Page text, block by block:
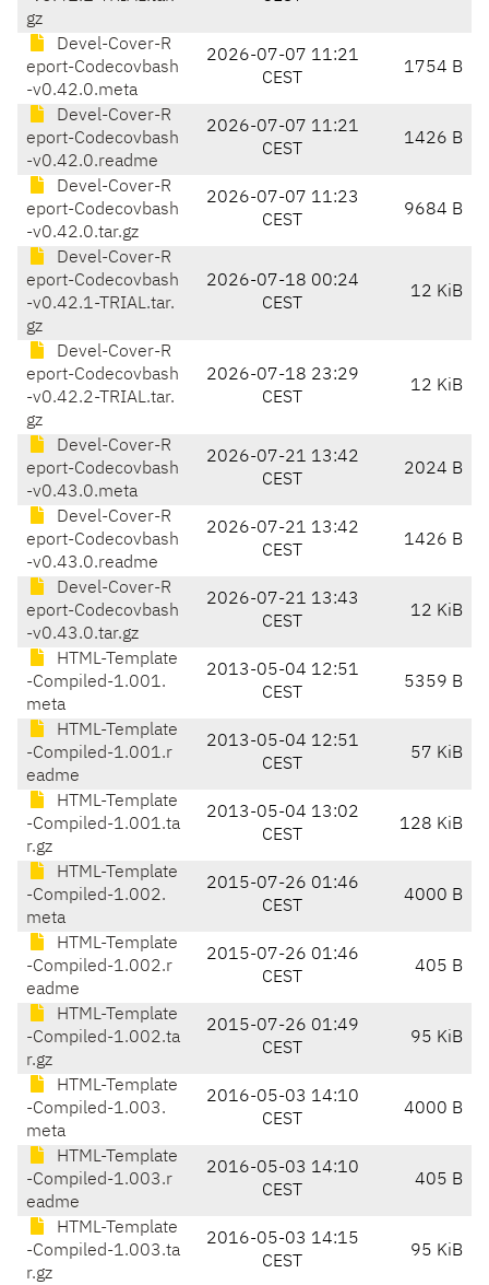
gz
Devel-Cover-R
eport-Codecovbash
-v0.42.0.meta
2026-07-07 11:21
CEST
1754 B
Devel-Cover-R
eport-Codecovbash
-v0.42.0.readme
2026-07-07 11:21
CEST
1426 B
Devel-Cover-R
eport-Codecovbash
-v0.42.0.tar.gz
2026-07-07 11:23
CEST
9684 B
Devel-Cover-R
eport-Codecovbash
-v0.42.1-TRIAL.tar.
gz
2026-07-18 00:24
CEST
12 KiB
Devel-Cover-R
eport-Codecovbash
-v0.42.2-TRIAL.tar.
gz
2026-07-18 23:29
CEST
12 KiB
Devel-Cover-R
eport-Codecovbash
-v0.43.0.meta
2026-07-21 13:42
CEST
2024 B
Devel-Cover-R
eport-Codecovbash
-v0.43.0.readme
2026-07-21 13:42
CEST
1426 B
Devel-Cover-R
eport-Codecovbash
-v0.43.0.tar.gz
2026-07-21 13:43
CEST
12 KiB
HTML-Template
-Compiled-1.001.
meta
2013-05-04 12:51
CEST
5359 B
HTML-Template
-Compiled-1.001.r
eadme
2013-05-04 12:51
CEST
57 KiB
HTML-Template
-Compiled-1.001.ta
r.gz
2013-05-04 13:02
CEST
128 KiB
HTML-Template
-Compiled-1.002.
meta
2015-07-26 01:46
CEST
4000 B
HTML-Template
-Compiled-1.002.r
eadme
2015-07-26 01:46
CEST
405 B
HTML-Template
-Compiled-1.002.ta
r.gz
2015-07-26 01:49
CEST
95 KiB
HTML-Template
-Compiled-1.003.
meta
2016-05-03 14:10
CEST
4000 B
HTML-Template
-Compiled-1.003.r
eadme
2016-05-03 14:10
CEST
405 B
HTML-Template
-Compiled-1.003.ta
r.gz
2016-05-03 14:15
CEST
95 KiB